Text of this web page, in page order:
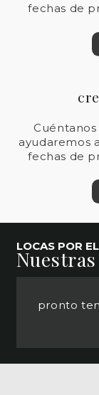
fechas de
ayudaremos
fechas de
LOCAS POR
pronto